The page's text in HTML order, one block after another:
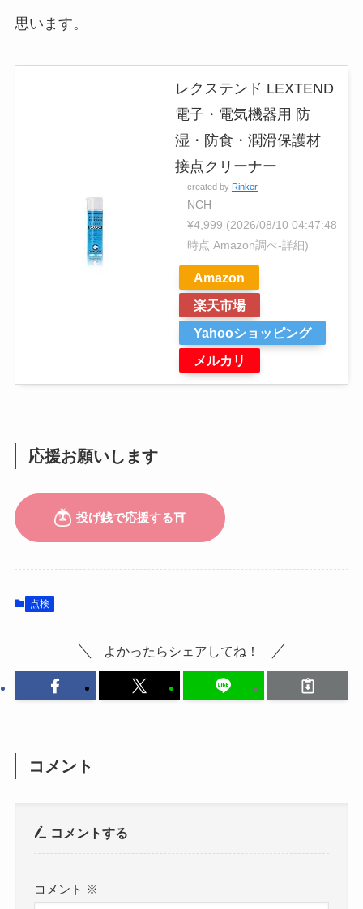
思います。
レクステンド LEXTEND
電子・電気機器用 防
湿・防食・潤滑保護材
接点クリーナー
created by Rinker
NCH
¥4,999 (2026/08/10 04:47:48
時点 Amazon調べ-詳細)
Amazon
楽天市場
Yahooショッピング
メルカリ
応援お願いします
点検
よかったらシェアしてね！
コメント
コメントする
コメント ※